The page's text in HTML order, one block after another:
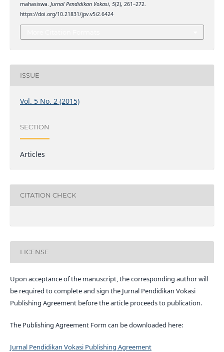
mahasiswa. Jurnal Pendidikan Vokasi, 5(2), 261–272.
https://doi.org/10.21831/jpv.v5i2.6424
ISSUE
Vol. 5 No. 2 (2015)
SECTION
Articles
CITATION CHECK
LICENSE
Upon acceptance of the manuscript, the corresponding author will
be required to complete and sign the Jurnal Pendidikan Vokasi
Publishing Agreement before the article proceeds to publication.
The Publishing Agreement Form can be downloaded here:
Jurnal Pendidikan Vokasi Publishing Agreement